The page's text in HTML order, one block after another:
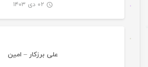
۰۲ دی ۱۴۰۳
علی برزکار – امین